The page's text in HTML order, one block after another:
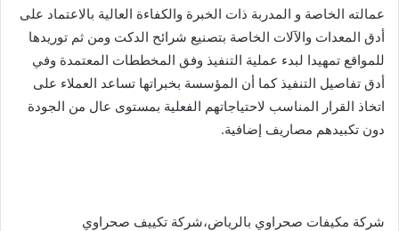
عمالته الخاصة و المدربة ذات الخبرة والكفاءة العالية بالاعتماد على
أدق المعدات والآلات الخاصة بتصنيع شرائح الدكت ومن ثم توريدها
للمواقع تمهيدا لبدء عملية التنفيذ وفق المخططات المعتمدة وفي
أدق تفاصيل التنفيذ كما أن المؤسسة بخبراتها تساعد العملاء على
اتخاذ القرار المناسب لاحتياجاتهم الفعلية بمستوى عال من الجودة
دون تكبيدهم مصاريف إضافية.
شركة مكيفات صحراوي بالرياض،شركة تكييف صحراوي